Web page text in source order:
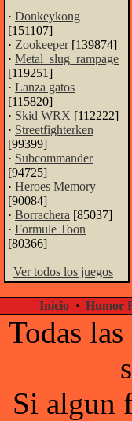
· Donkeykong
[151107]
· Zookeeper[139874]
· Metal_slug_rampage
[119251]
· Lanza gatos
[115820]
· Skid WRX [112222]
· Streetfighterken
[99399]
· Subcommander
[94725]
· Heroes Memory
[90084]
· Borrachera [85037]
· Formule Toon
[80366]
Ver todos los juegos
Inicio · Humor
Todas
Si algun